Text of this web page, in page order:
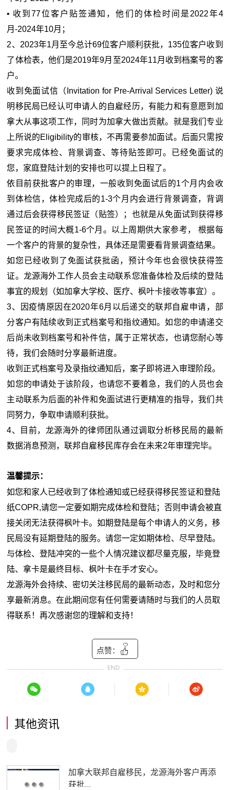
• 收到77位客户贴签通知，他们的体检时间是2022年4
月-2024年10月；
2、2023年1月至今总计69位客户顺利获批，135位客户收到
了体检表，他们是2019年9月至2024年11月收到档案号的客
户。
收到免面试信（Invitation for Pre-Arrival Services Letter) 说
明移民局已经认可申请人的自雇经历，有能力和有意愿到加
拿大从事这项工作，同时为加拿大做出贡献。就是我们专业
上所说的Eligibility的审核，不再需要参加面试。后面只需按
要求完成体检、背景调查、等待贴签即可。已经免面试的
您，家庭登陆计划的安排也可以提上日程了。
依目前获批客户的审理，一般收到免面试后的1个月内会收
到体检信，体检完成后的1-3个月内会进行背景调查，背调
通过后会获得移民签证（贴签）；也就是从免面试到获得移
民签证的时间大概1-6个月。以上周期供大家参考， 根据每
一个客户的背景的复杂性，具体还是需要看背景调查结果。
如您已经收到了免面试获批函，预计今年也会很快获得签
证。龙源海外工作人员会主动联系您准备体检及后续的登陆
事宜的规划（如加拿大学校、医疗、枫叶卡接收等事宜）。
3、因疫情原因在2020年6月以后递交的联邦自雇申请，部
分客户有陆续收到正式档案号和指纹通知。如您的申请递交
后尚未收到档案号和补件信，属于正常状态，也请您耐心等
待，我们会随时分享最新进度。
收到正式档案号及录指纹通知后，案子即将进入审理阶段。
如您的申请处于该阶段，也请您不要着急，我们的人员也会
主动联系为后面的补件和免面试进行更精准的指导，我们共
同努力，争取申请顺利获批。
4、目前，龙源海外的律师团队通过调取分析移民局的最新
数据消息预测，联邦自雇移民库存会在未来2年审理完毕。
温馨提示：
如您和家人已经收到了体检通知或已经获得移民签证和登陆
纸COPR,请您一定要如期完成体检和登陆；否则申请会被直
接关闭无法获得枫叶卡。如期登陆是每个申请人的义务，移
民局没有延期登陆的服务。请您一定如期体检、尽早登陆。
与体检、登陆冲突的一些个人情况建议都尽量克服，毕竟登
陆、拿卡是最终目标、枫叶卡在手才安心。
龙源海外会持续、密切关注移民局的最新动态，及时和您分
享最新消息。在此期间您有任何需要请随时与我们的人员取
得联系！再次感谢您的理解和支持！
点赞：
其他资讯
加拿大联邦自雇移民，龙源海外客户再添
获批...